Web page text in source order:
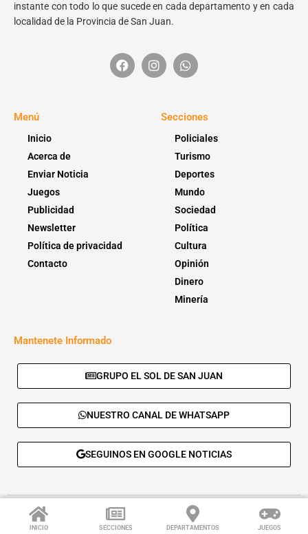
INICIO SECCIONES DEPARTAMENTOS JUEGOS
instante con todo lo que sucede en cada departamento y en cada
localidad de la Provincia de San Juan.
Menú
Inicio
Acerca de
Enviar Noticia
Juegos
Publicidad
Newsletter
Política de privacidad
Contacto
Secciones
Policiales
Turismo
Deportes
Mundo
Sociedad
Política
Cultura
Opinión
Dinero
Minería
Mantenete Informado
GRUPO EL SOL DE SAN JUAN
NUESTRO CANAL DE WHATSAPP
SEGUINOS EN GOOGLE NOTICIAS
© 2026 - El Sol de San Juan. Todos los derechos reservados. |
Desarrolla:
Daskalos Solutions